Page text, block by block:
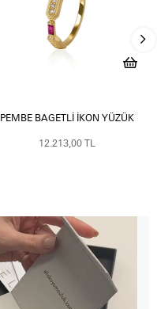
PEMBE BAGETLI İKON YÜZÜK
12.213,00 TL